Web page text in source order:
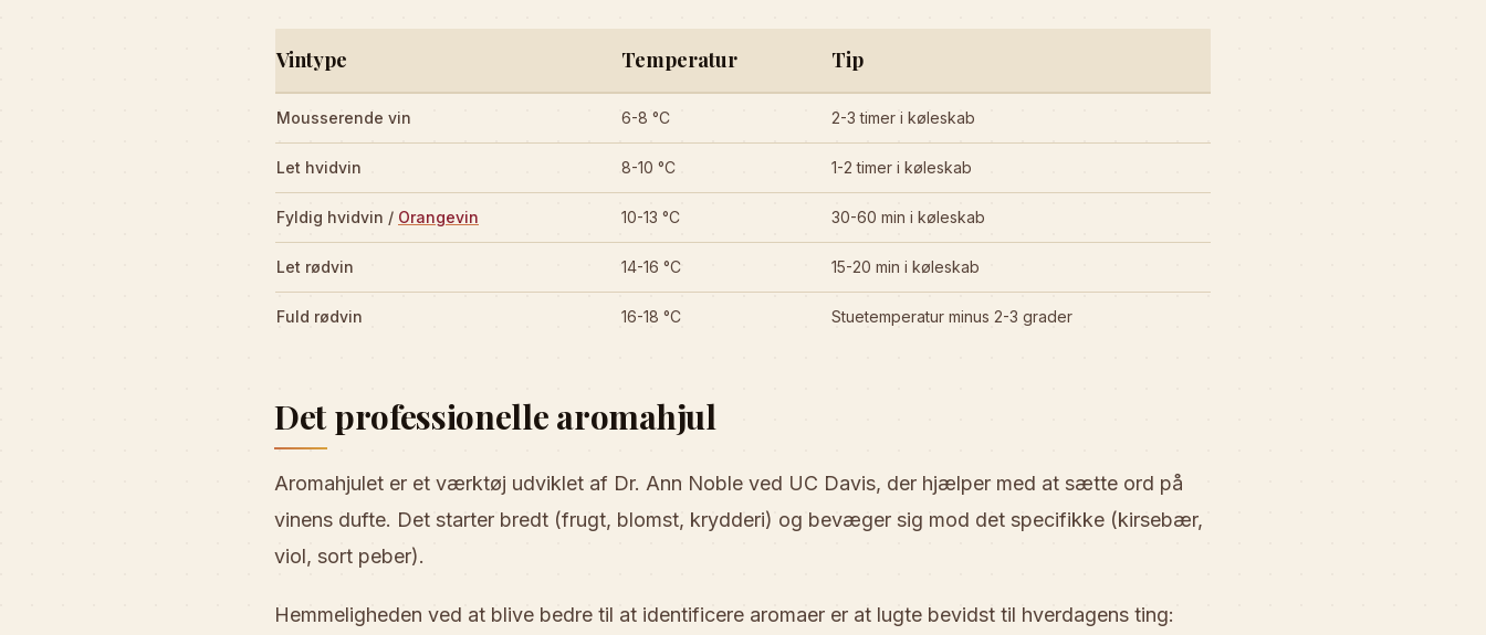
Vintype Temperatur Tip
Mousserende vin 6-8 °C 2-3 timer i køleskab
Let hvidvin 8-10 °C 1-2 timer i køleskab
Fyldig hvidvin / Orangevin 10-13 °C 30-60 min i køleskab
Let rødvin 14-16 °C 15-20 min i køleskab
Fuld rødvin 16-18 °C Stuetemperatur minus 2-3 grader
Det professionelle aromahjul
Aromahjulet er et værktøj udviklet af Dr. Ann Noble ved UC Davis, der hjælper med at sætte ord på
vinens dufte. Det starter bredt (frugt, blomst, krydderi) og bevæger sig mod det specifikke (kirsebær,
viol, sort peber).
Hemmeligheden ved at blive bedre til at identificere aromaer er at lugte bevidst til hverdagens ting: